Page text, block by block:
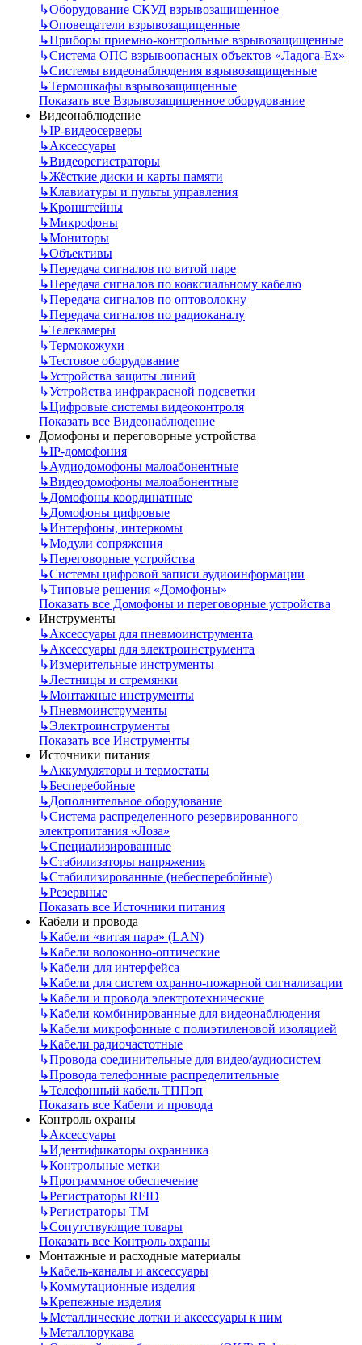
↳Оборудование СКУД взрывозащищенное
↳Оповещатели взрывозащищенные
↳Приборы приемно-контрольные взрывозащищенные
↳Система ОПС взрывоопасных объектов «Ладога-Ex»
↳Системы видеонаблюдения взрывозащищенные
↳Термошкафы взрывозащищенные
Показать все Взрывозащищенное оборудование
Видеонаблюдение
↳IP-видеосерверы
↳Аксессуары
↳Видеорегистраторы
↳Жёсткие диски и карты памяти
↳Клавиатуры и пульты управления
↳Кронштейны
↳Микрофоны
↳Мониторы
↳Объективы
↳Передача сигналов по витой паре
↳Передача сигналов по коаксиальному кабелю
↳Передача сигналов по оптоволокну
↳Передача сигналов по радиоканалу
↳Телекамеры
↳Термокожухи
↳Тестовое оборудование
↳Устройства защиты линий
↳Устройства инфракрасной подсветки
↳Цифровые системы видеоконтроля
Показать все Видеонаблюдение
Домофоны и переговорные устройства
↳IP-домофония
↳Аудиодомофоны малоабонентные
↳Видеодомофоны малоабонентные
↳Домофоны координатные
↳Домофоны цифровые
↳Интерфоны, интеркомы
↳Модули сопряжения
↳Переговорные устройства
↳Системы цифровой записи аудиоинформации
↳Типовые решения «Домофоны»
Показать все Домофоны и переговорные устройства
Инструменты
↳Аксессуары для пневмоинструмента
↳Аксессуары для электроинструмента
↳Измерительные инструменты
↳Лестницы и стремянки
↳Монтажные инструменты
↳Пневмоинструменты
↳Электроинструменты
Показать все Инструменты
Источники питания
↳Аккумуляторы и термостаты
↳Бесперебойные
↳Дополнительное оборудование
↳Система распределенного резервированного
электропитания «Лоза»
↳Специализированные
↳Стабилизаторы напряжения
↳Стабилизированные (небесперебойные)
↳Резервные
Показать все Источники питания
Кабели и провода
↳Кабели «витая пара» (LAN)
↳Кабели волоконно-оптические
↳Кабели для интерфейса
↳Кабели для систем охранно-пожарной сигнализации
↳Кабели и провода электротехнические
↳Кабели комбинированные для видеонаблюдения
↳Кабели микрофонные с полиэтиленовой изоляцией
↳Кабели радиочастотные
↳Провода соединительные для видео/аудиосистем
↳Провода телефонные распределительные
↳Телефонный кабель ТППэп
Показать все Кабели и провода
Контроль охраны
↳Аксессуары
↳Идентификаторы охранника
↳Контрольные метки
↳Программное обеспечение
↳Регистраторы RFID
↳Регистраторы ТМ
↳Сопутствующие товары
Показать все Контроль охраны
Монтажные и расходные материалы
↳Кабель-каналы и аксессуары
↳Коммутационные изделия
↳Крепежные изделия
↳Металлические лотки и аксессуары к ним
↳Металлорукава